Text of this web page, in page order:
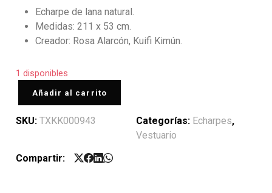
Echarpe de lana natural.
Medidas: 211 x 53 cm.
Creador: Rosa Alarcón, Kuifi Kimún.
1 disponibles
Añadir al carrito
SKU: TXKK000943 Categorías: Echarpes,
Vestuario
Compartir: